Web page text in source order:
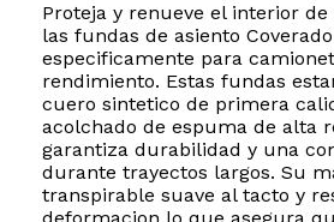
Proteja y renueve el interior
las fundas de asiento
especificamente para
rendimiento. Estas fundas
cuero sintetico de primera
acolchado de espuma de alta
garantiza durabilidad y una
durante trayectos largos. Su
transpirable suave al tacto y